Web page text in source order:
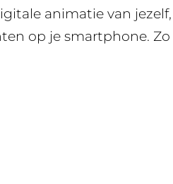
animatie van
op je smartphone.